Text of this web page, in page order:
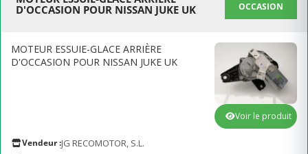
D'OCCASION POUR NISSAN JUKE UK
OCCASION
MOTEUR ESSUIE-GLACE ARRIÈRE
D'OCCASION POUR NISSAN JUKE UK
Vendeur :JG RECOMOTOR, S.L.
Voir le produit